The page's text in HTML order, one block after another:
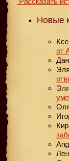
Новые
от
Эля
Эля